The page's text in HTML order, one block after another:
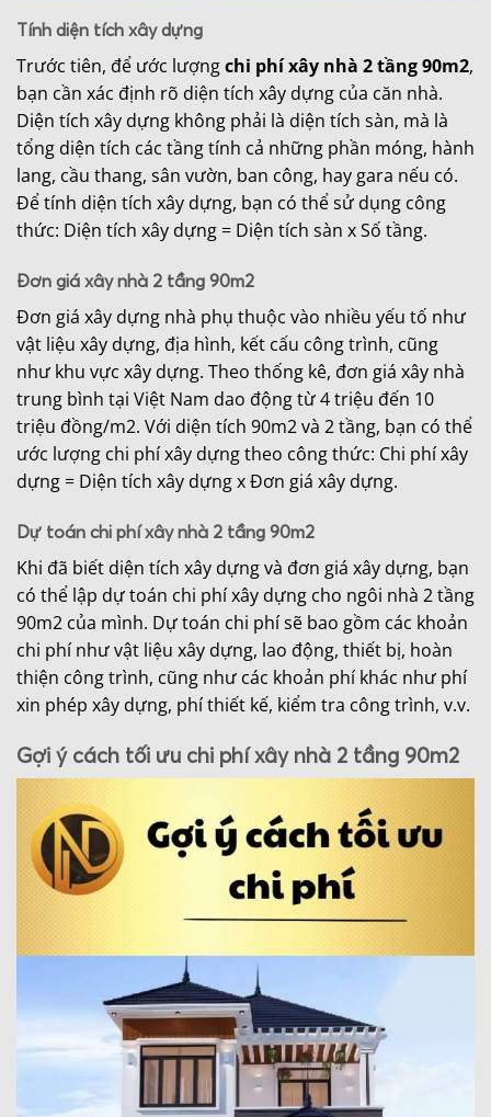
Tính diện tích xây dựng
Trước tiên, để ước lượngchi phí xây nhà 2 tầng 90m2,
bạn cần xác định rõ diện tích xây dựng của căn nhà.
Diện tích xây dựng không phải là diện tích sàn, mà là
tổng diện tích các tầng tính cả những phần móng, hành
lang, cầu thang, sân vườn, ban công, hay gara nếu có.
Để tính diện tích xây dựng, bạn có thể sử dụng công
thức: Diện tích xây dựng = Diện tích sàn x Số tầng.
Đơn giá xây nhà 2 tầng 90m2
Đơn giá xây dựng nhà phụ thuộc vào nhiều yếu tố như
vật liệu xây dựng, địa hình, kết cấu công trình, cũng
như khu vực xây dựng. Theo thống kê, đơn giá xây nhà
trung bình tại Việt Nam dao động từ 4 triệu đến 10
triệu đồng/m2. Với diện tích 90m2 và 2 tầng, bạn có thể
ước lượng chi phí xây dựng theo công thức: Chi phí xây
dựng = Diện tích xây dựng x Đơn giá xây dựng.
Dự toán chi phí xây nhà 2 tầng 90m2
Khi đã biết diện tích xây dựng và đơn giá xây dựng, bạn
có thể lập dự toán chi phí xây dựng cho ngôi nhà 2 tầng
90m2 của mình. Dự toán chi phí sẽ bao gồm các khoản
chi phí như vật liệu xây dựng, lao động, thiết bị, hoàn
thiện công trình, cũng như các khoản phí khác như phí
xin phép xây dựng, phí thiết kế, kiểm tra công trình, v.v.
Gợi ý cách tối ưu chi phí xây nhà 2 tầng 90m2